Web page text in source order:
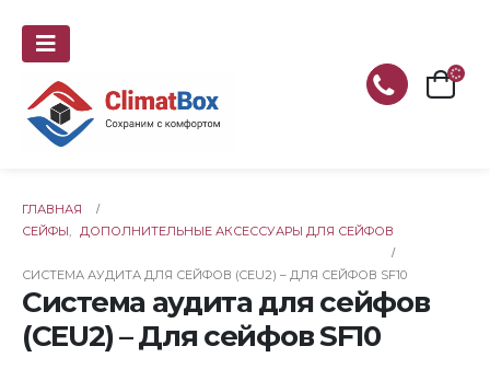
ГЛАВНАЯ
СЕЙФЫ, ДОПОЛНИТЕЛЬНЫЕ АКСЕССУАРЫ ДЛЯ СЕЙФОВ
СИСТЕМА АУДИТА ДЛЯ СЕЙФОВ (CEU2) – ДЛЯ СЕЙФОВ SF10
Система аудита для сейфов
(CEU2) – Для сейфов SF10